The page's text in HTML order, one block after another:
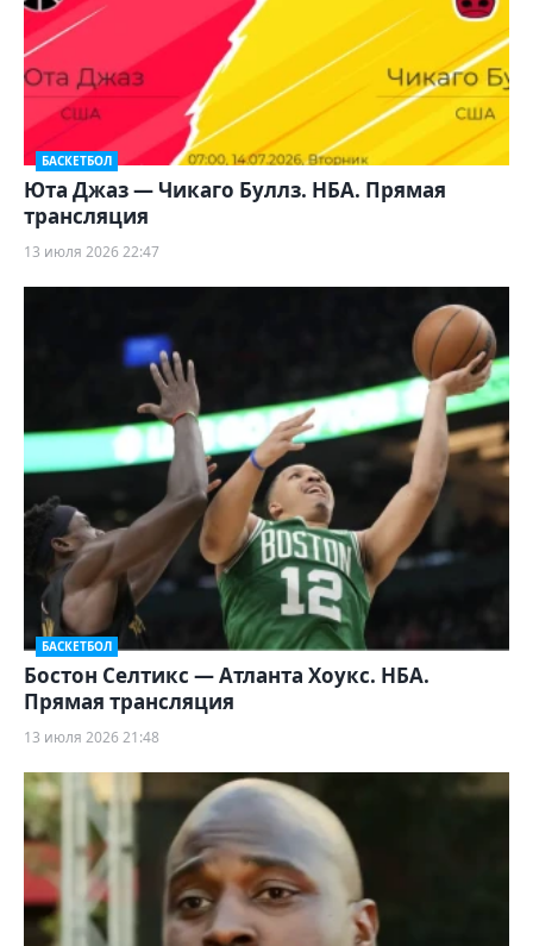
БАСКЕТБОЛ
Юта Джаз — Чикаго Буллз. НБА. Прямая
трансляция
13 июля 2026 22:47
БАСКЕТБОЛ
Бостон Селтикс — Атланта Хоукс. НБА.
Прямая трансляция
13 июля 2026 21:48